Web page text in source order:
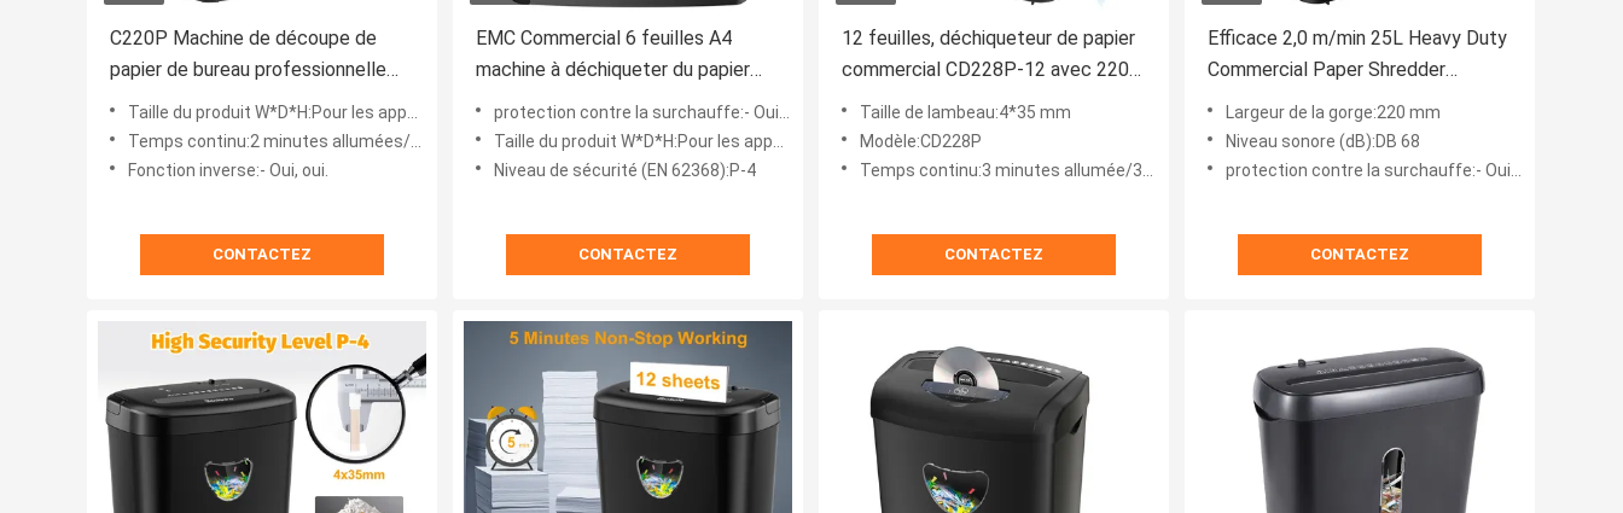
C220P Machine de découpe de
papier de bureau professionnelle
avec fonction inverse
Taille du produit W*D*H:Pour les appareils à combustion interne
Temps continu:2 minutes allumées/30 minutes éteintes
Fonction inverse:- Oui, oui.
CONTACTEZ
EMC Commercial 6 feuilles A4
machine à déchiqueter du papier
coupé en travers C220P-6 pour
bureau et maison
protection contre la surchauffe:- Oui, oui.
Taille du produit W*D*H:Pour les appareils à combustion interne
Niveau de sécurité (EN 62368):P-4
CONTACTEZ
12 feuilles, déchiqueteur de papier
commercial CD228P-12 avec 220
mm de largeur de gorge, 25L de
grande poubelle P-4
Taille de lambeau:4*35 mm
Modèle:CD228P
Temps continu:3 minutes allumée/30 minutes éteinte
CONTACTEZ
Efficace 2,0 m/min 25L Heavy Duty
Commercial Paper Shredder
Machine cd228p déchiqueté carte
de crédit CD
Largeur de la gorge:220 mm
Niveau sonore (dB):DB 68
protection contre la surchauffe:- Oui, oui.
CONTACTEZ